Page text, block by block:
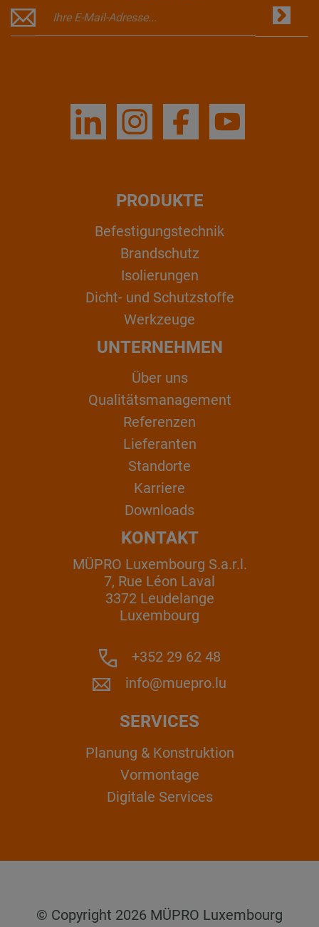
PRODUKTE
Befestigungstechnik
Brandschutz
Isolierungen
Dicht- und Schutzstoffe
Werkzeuge
UNTERNEHMEN
Über uns
Qualitätsmanagement
Referenzen
Lieferanten
Standorte
Karriere
Downloads
KONTAKT
MÜPRO Luxembourg S.a.r.l.
7, Rue Léon Laval
3372 Leudelange
Luxembourg
+352 29 62 48
info@muepro.lu
SERVICES
Planung & Konstruktion
Vormontage
Digitale Services
© Copyright 2026 MÜPRO Luxembourg